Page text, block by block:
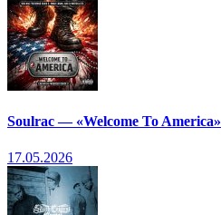
Soulrac — «Welcome To America»
17.05.2026